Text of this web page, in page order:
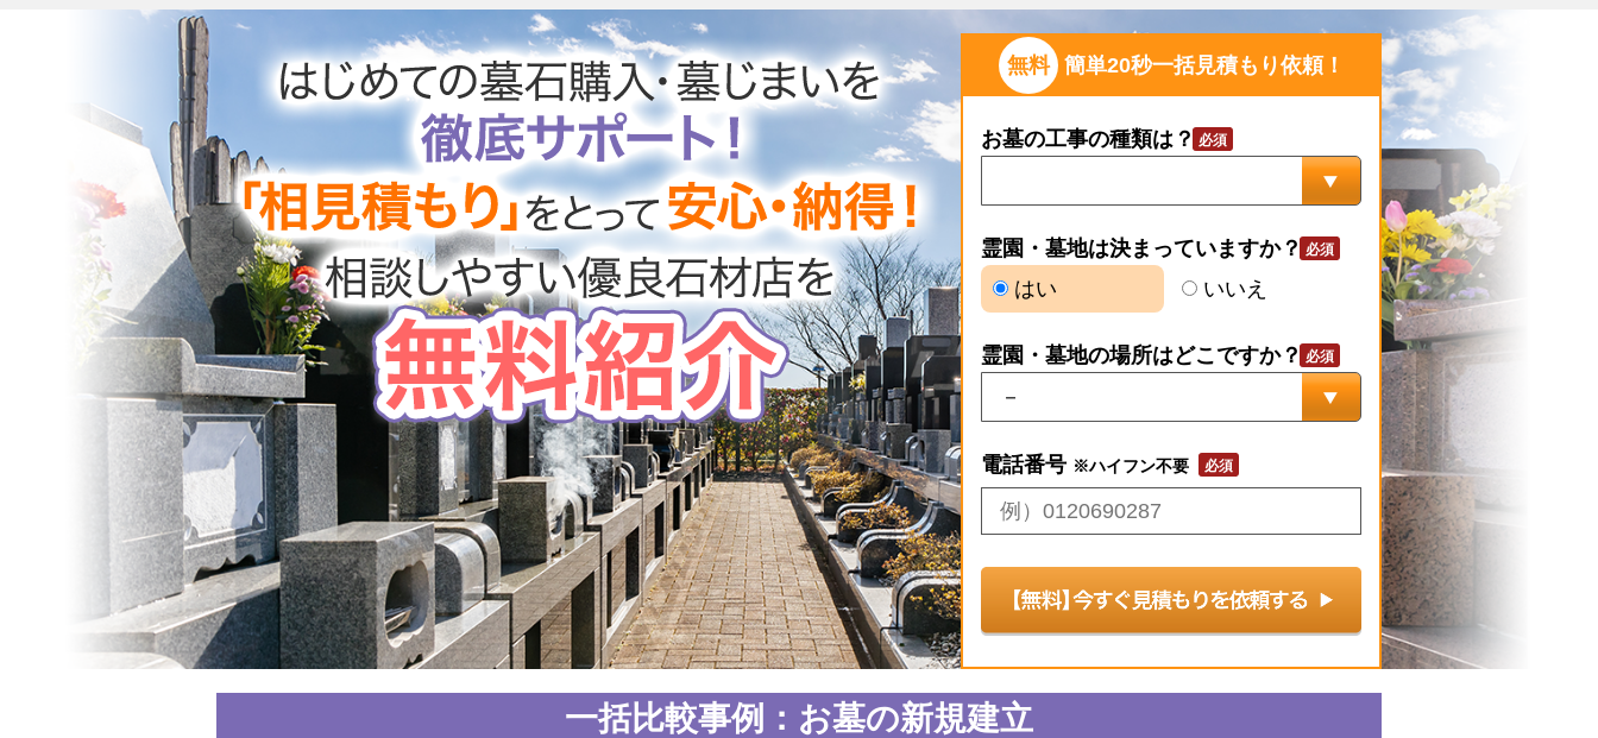
無料 簡単20秒一括見積もり依頼！
お墓の工事の種類は？
霊園・墓地は決まっていますか？
はい
いいえ
霊園・墓地の場所はどこですか？
電話番号 ※ハイフン不要
一括比較事例：お墓の新規建立